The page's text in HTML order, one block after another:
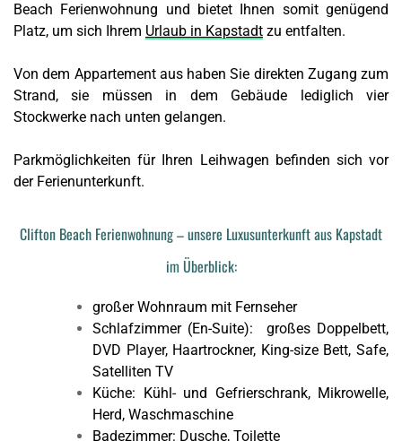
Beach Ferienwohnung und bietet Ihnen somit genügend
Platz, um sich Ihrem Urlaub in Kapstadt zu entfalten.
Von dem Appartement aus haben Sie direkten Zugang zum
Strand, sie müssen in dem Gebäude lediglich vier
Stockwerke nach unten gelangen.
Parkmöglichkeiten für Ihren Leihwagen befinden sich vor
der Ferienunterkunft.
Clifton Beach Ferienwohnung – unsere Luxusunterkunft aus Kapstadt
im Überblick:
großer Wohnraum mit Fernseher
Schlafzimmer (En-Suite): großes Doppelbett,
DVD Player, Haartrockner, King-size Bett, Safe,
Satelliten TV
Küche: Kühl- und Gefrierschrank, Mikrowelle,
Herd, Waschmaschine
Badezimmer: Dusche, Toilette